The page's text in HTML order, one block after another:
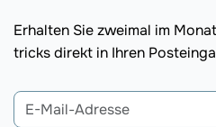
Erhalten Sie zweimal im
tricks direkt in Ihren